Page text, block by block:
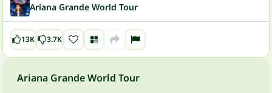
Ariana Grande World Tour
13K 3.7K
Ariana Grande World Tour